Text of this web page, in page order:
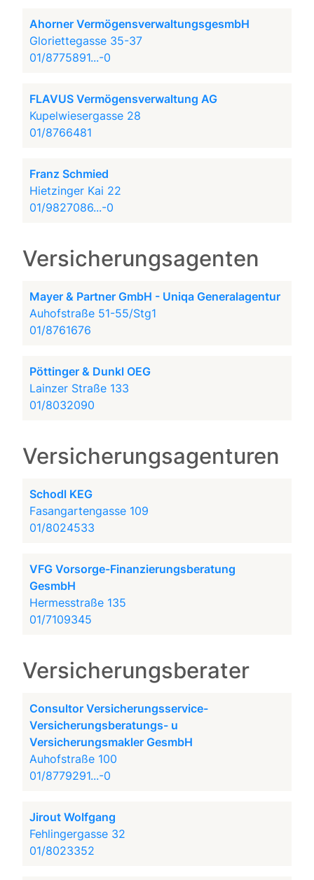
Ahorner VermögensverwaltungsgesmbH
Gloriettegasse 35-37
01/8775891...-0
FLAVUS Vermögensverwaltung AG
Kupelwiesergasse 28
01/8766481
Franz Schmied
Hietzinger Kai 22
01/9827086...-0
Versicherungsagenten
Mayer & Partner GmbH - Uniqa Generalagentur
Auhofstraße 51-55/Stg1
01/8761676
Pöttinger & Dunkl OEG
Lainzer Straße 133
01/8032090
Versicherungsagenturen
Schodl KEG
Fasangartengasse 109
01/8024533
VFG Vorsorge-Finanzierungsberatung
GesmbH
Hermesstraße 135
01/7109345
Versicherungsberater
Consultor Versicherungsservice-
Versicherungsberatungs- u
Versicherungsmakler GesmbH
Auhofstraße 100
01/8779291...-0
Jirout Wolfgang
Fehlingergasse 32
01/8023352